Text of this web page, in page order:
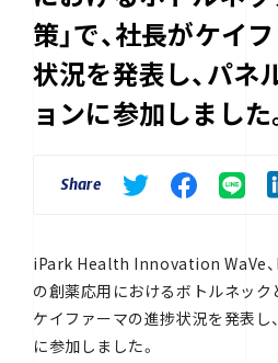
策」で、社長がケイ
状況を発表し、パネ
ョンに参加しました
Share
iPark Health Innovation WaVe
の創薬応用におけるボトルネック
ケイファーマの進捗状況を発表し
に参加しました。